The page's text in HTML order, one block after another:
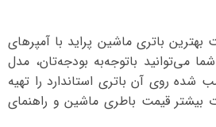
باتری ماشین پراید با آمپرهای
با‌توجه‌به بودجه‌تان، مدل
روی آن باتری استاندارد را تهیه
بیشتر قیمت باطری ماشین و راهنمای